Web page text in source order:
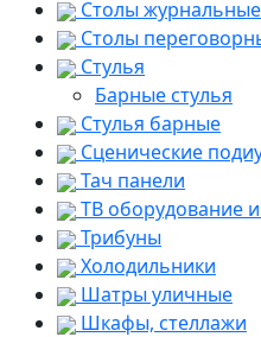
Столы журнальные
Столы
Стулья
Барные стулья
Стулья барные
Сценические
Тач панели
ТВ оборудование
Трибуны
Холодильники
Шатры уличные
Шкафы, стеллажи